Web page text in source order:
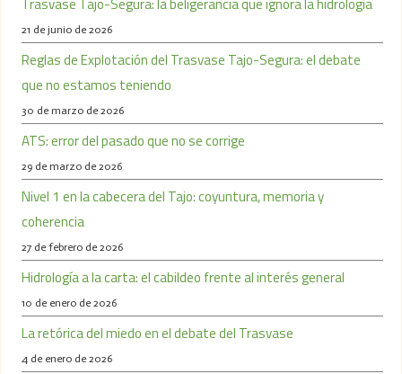
Trasvase Tajo-Segura: la beligerancia que ignora la hidrología
21 de junio de 2026
Reglas de Explotación del Trasvase Tajo-Segura: el debate
que no estamos teniendo
30 de marzo de 2026
ATS: error del pasado que no se corrige
29 de marzo de 2026
Nivel 1 en la cabecera del Tajo: coyuntura, memoria y
coherencia
27 de febrero de 2026
Hidrología a la carta: el cabildeo frente al interés general
10 de enero de 2026
La retórica del miedo en el debate del Trasvase
4 de enero de 2026